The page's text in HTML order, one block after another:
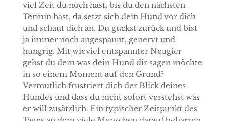
viel Zeit du noch hast, bis du den nächsten
Termin hast, da setzt sich dein Hund vor dich
und schaut dich an. Du guckst zurück und bist
ja immer noch angespannt, genervt und
hungrig. Mit wieviel entspannter Neugier
gehst du dem was dein Hund dir sagen möchte
in so einem Moment auf den Grund?
Vermutlich frustriert dich der Blick deines
Hundes und dass du nicht sofort verstehst was
er will zusätzlich. Ein typischer Zeitpunkt des